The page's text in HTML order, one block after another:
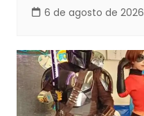
6 de agosto de 2026